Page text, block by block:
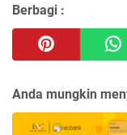
Berbagi :
Anda mungkin